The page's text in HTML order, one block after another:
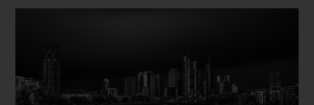
Dieses Produkt weist mehrere Varianten auf. Die Optionen können auf der Produktseite gewählt werden